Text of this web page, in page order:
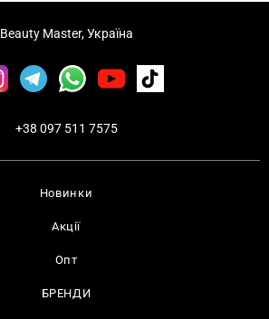
Новинки
Акції
Опт
БРЕНДИ
Beauty Master, Україна
+38 097 511 7575